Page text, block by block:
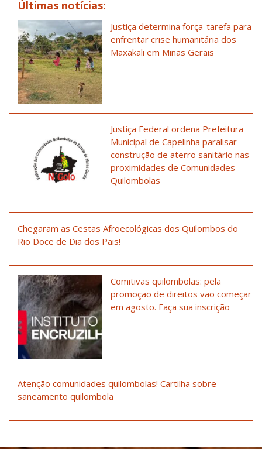
Últimas notícias:
Justiça determina força-tarefa para
enfrentar crise humanitária dos
Maxakali em Minas Gerais
Justiça Federal ordena Prefeitura
Municipal de Capelinha paralisar
construção de aterro sanitário nas
proximidades de Comunidades
Quilombolas
Chegaram as Cestas Afroecológicas dos Quilombos do
Rio Doce de Dia dos Pais!
Comitivas quilombolas: pela
promoção de direitos vão começar
em agosto. Faça sua inscrição
Atenção comunidades quilombolas! Cartilha sobre
saneamento quilombola